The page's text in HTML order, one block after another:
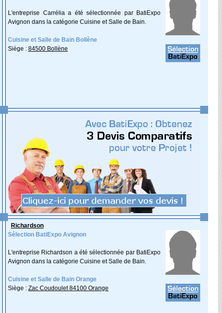
L'entreprise Carrélia a été sélectionnée par BatiExpo
Avignon dans la catégorie Cuisine et Salle de Bain.
Cuisine et Salle de Bain Bollène
Siège : 84500 Bollène
Richardson
Sélection BatiExpo Avignon
L'entreprise Richardson a été sélectionnée par BatiExpo
Avignon dans la catégorie Cuisine et Salle de Bain.
Cuisine et Salle de Bain Orange
Siège : Zac Coudoulet 84100 Orange